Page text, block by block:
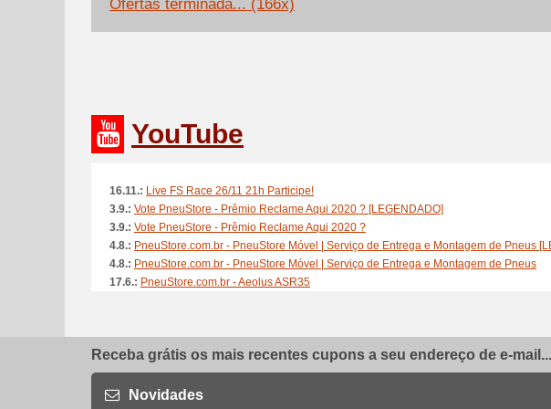
Ofertas terminada... (166x)
YouTube
16.11.: Live FS Race 26/11 21h Participe!
3.9.: Vote PneuStore - Prêmio Reclame Aqui 2020 ? [LEGENDADO]
3.9.: Vote PneuStore - Prêmio Reclame Aqui 2020 ?
4.8.: PneuStore.com.br - PneuStore Móvel | Serviço de Entrega e Montagem de Pneus
4.8.: PneuStore.com.br - PneuStore Móvel | Serviço de Entrega e Montagem de Pneus
17.6.: PneuStore.com.br - Aeolus ASR35
11.5.: PneuStore.com.br - Hankook Dynapro HP2
11.5.: PneuStore.com.br - Kumho Crugen HP91
30.4.: PneuStore.com.br - Kumho ROAD VENTURE AT51
30.3.: PneuStore.com.br - Kumho Solus KL21
Receba grátis os mais recentes cupons a seu endereço de e-mail...
Novidades